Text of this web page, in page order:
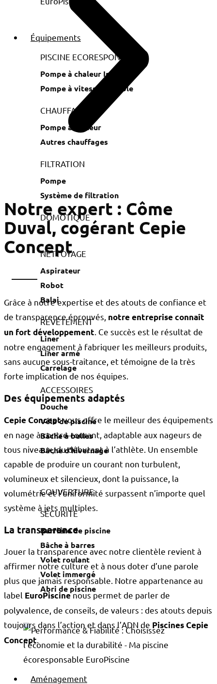
Équipements
PISCINE ECORESPONSABLE
Pompe à chaleur Inverter
Pompe à vitesse variable
CHAUFFAGE
Pompe à chaleur
Autres chauffages
FILTRATION
Pompe
Système de filtration
DOMOTIQUE
NETTOYAGE
Aspirateur
Robot
Balai
REVÊTEMENT
Liner
Liner armé
Carrelage
ACCESSOIRES
Douche
Vélo de piscine
Bâche à bulles
Bâche d'hivernage
COUVERTURE
SÉCURITÉ
Barrière de piscine
Bâche à barres
Volet roulant
Volet immergé
Abri de piscine
Aménagement
Notre expert : Côme
Duval, cogérant Cepie
Concept
Grâce à notre expertise et des atouts de confiance et
de transparence éprouvés, notre entreprise connaît
un fort développement . Ce succès est le résultat de
notre engagement à fabriquer les meilleurs produits,
sans aucune sous-traitance, et témoigne de la très
forte implication de nos équipes.
Des équipements adaptés
Cepie Conceptvous offre le meilleur des équipements
en nage à contre-courant, adaptable aux nageurs de
tous niveaux, du débutant à l’athlète. Un ensemble
capable de produire un courant non turbulent,
volumineux et silencieux, dont la puissance, la
volumétrie et l’uniformité surpassent n’importe quel
système à jets multiples.
La transparence
Jouer la transparence avec notre clientèle revient à
affirmer notre culture et à nous doter d’une parole
plus que jamais responsable. Notre appartenance au
label EuroPiscinenous permet de parler de
polyvalence, de conseils, de valeurs : des atouts depuis
toujours dans l’action et dans l’ADN de Piscines Cepie
Concept